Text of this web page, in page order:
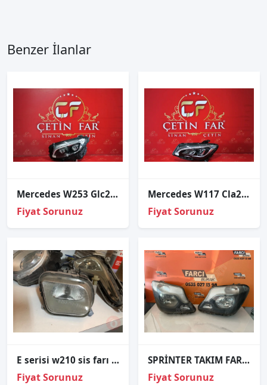
Benzer İlanlar
Mercedes W253 Glc250 Sol Far Orijinal
Fiyat Sorunuz
Mercedes W117 Cla200 Led Sol Far Hatasiz
Fiyat Sorunuz
E serisi w210 sis farı çıkma
Fiyat Sorunuz
SPRİNTER TAKIM FAR ORJİNAL
Fiyat Sorunuz